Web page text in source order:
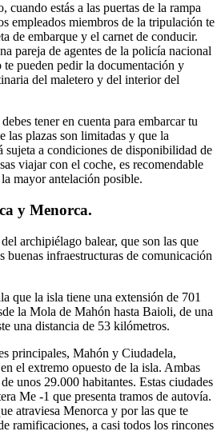
cuando estás a las puertas de la rampa
empleados miembros de la tripulación te
de embarque y el carnet de conducir.
pareja de agentes de la policía nacional
pueden pedir la documentación y
del maletero y del interior del
tener en cuenta para embarcar tu
las plazas son limitadas y que la
sujeta a condiciones de disponibilidad de
viajar con el coche, es recomendable
mayor antelación posible.
y Menorca.
archipiélago balear, que son las que
buenas infraestructuras de comunicación
que la isla tiene una extensión de 701
la Mola de Mahón hasta Baioli, de una
una distancia de 53 kilómetros.
principales, Mahón y Ciudadela,
el extremo opuesto de la isla. Ambas
unos 29.000 habitantes. Estas ciudades
Me -1 que presenta tramos de autovía.
atraviesa Menorca y por las que te
ramificaciones, a casi todos los rincones